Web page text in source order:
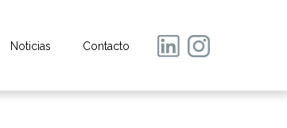
Noticias Contacto